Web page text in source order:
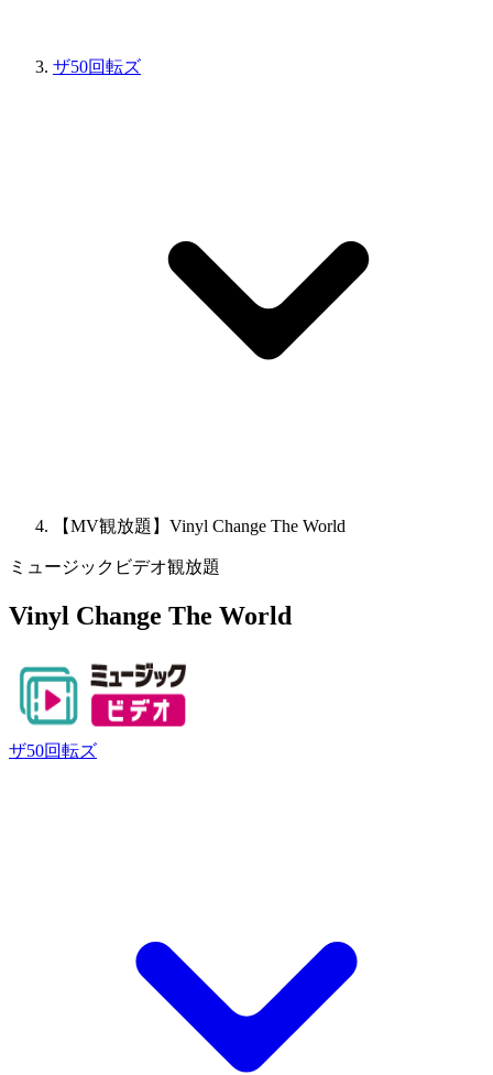
ザ50回転ズ
【MV観放題】Vinyl Change The World
ミュージックビデオ観放題
Vinyl Change The World
ザ50回転ズ